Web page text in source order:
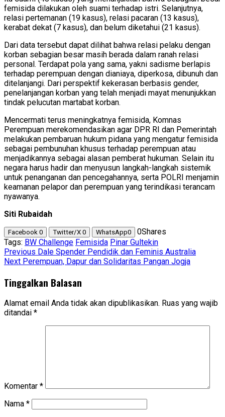
femisida dilakukan oleh suami terhadap istri. Selanjutnya,
relasi pertemanan (19 kasus), relasi pacaran (13 kasus),
kerabat dekat (7 kasus), dan belum diketahui (21 kasus).
Dari data tersebut dapat dilihat bahwa relasi pelaku dengan
korban sebagian besar masih berada dalam ranah relasi
personal. Terdapat pola yang sama, yakni sadisme berlapis
terhadap perempuan dengan dianiaya, diperkosa, dibunuh dan
ditelanjangi. Dari perspektif kekerasan berbasis gender,
penelanjangan korban yang telah menjadi mayat menunjukkan
tindak pelucutan martabat korban.
Mencermati terus meningkatnya femisida, Komnas
Perempuan merekomendasikan agar DPR RI dan Pemerintah
melakukan pembaruan hukum pidana yang mengatur femisida
sebagai pembunuhan khusus terhadap perempuan atau
menjadikannya sebagai alasan pemberat hukuman. Selain itu
negara harus hadir dan menyusun langkah-langkah sistemik
untuk penanganan dan pencegahannya, serta POLRI menjamin
keamanan pelapor dan perempuan yang terindikasi terancam
nyawanya.
Siti Rubaidah
Facebook 0 Twitter/X 0 WhatsApp0 0Shares
Tags: BW Challenge Femisida Pinar Gultekin
Post
Previous Dale Spender Pendidik dan Feminis Australia
Next Perempuan, Dapur dan Solidaritas Pangan Jogja
Tinggalkan Balasan
Alamat email Anda tidak akan dipublikasikan. Ruas yang wajib
ditandai *
Komentar *
Nama *